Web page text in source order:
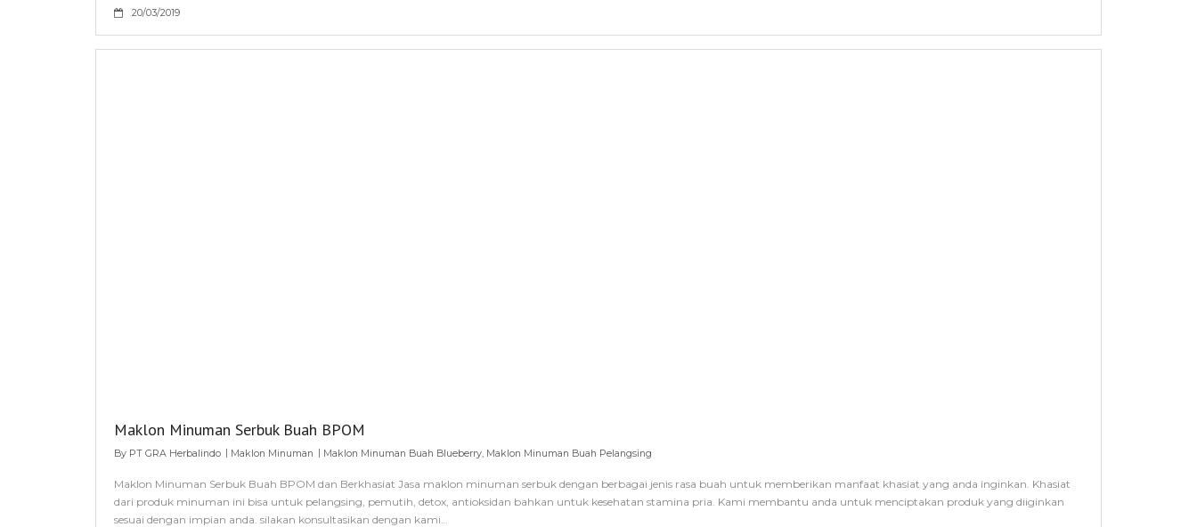
20/03/2019
Maklon Minuman Serbuk Buah BPOM
By PT GRA Herbalindo Maklon Minuman Maklon Minuman Buah Blueberry, Maklon Minuman Buah Pelangsing
Maklon Minuman Serbuk Buah BPOM dan Berkhasiat Jasa maklon minuman serbuk dengan berbagai jenis rasa buah untuk memberikan manfaat khasiat yang anda inginkan. Khasiat
dari produk minuman ini bisa untuk pelangsing, pemutih, detox, antioksidan bahkan untuk kesehatan stamina pria. Kami membantu anda untuk menciptakan produk yang diiginkan
sesuai dengan impian anda. silakan konsultasikan dengan kami…